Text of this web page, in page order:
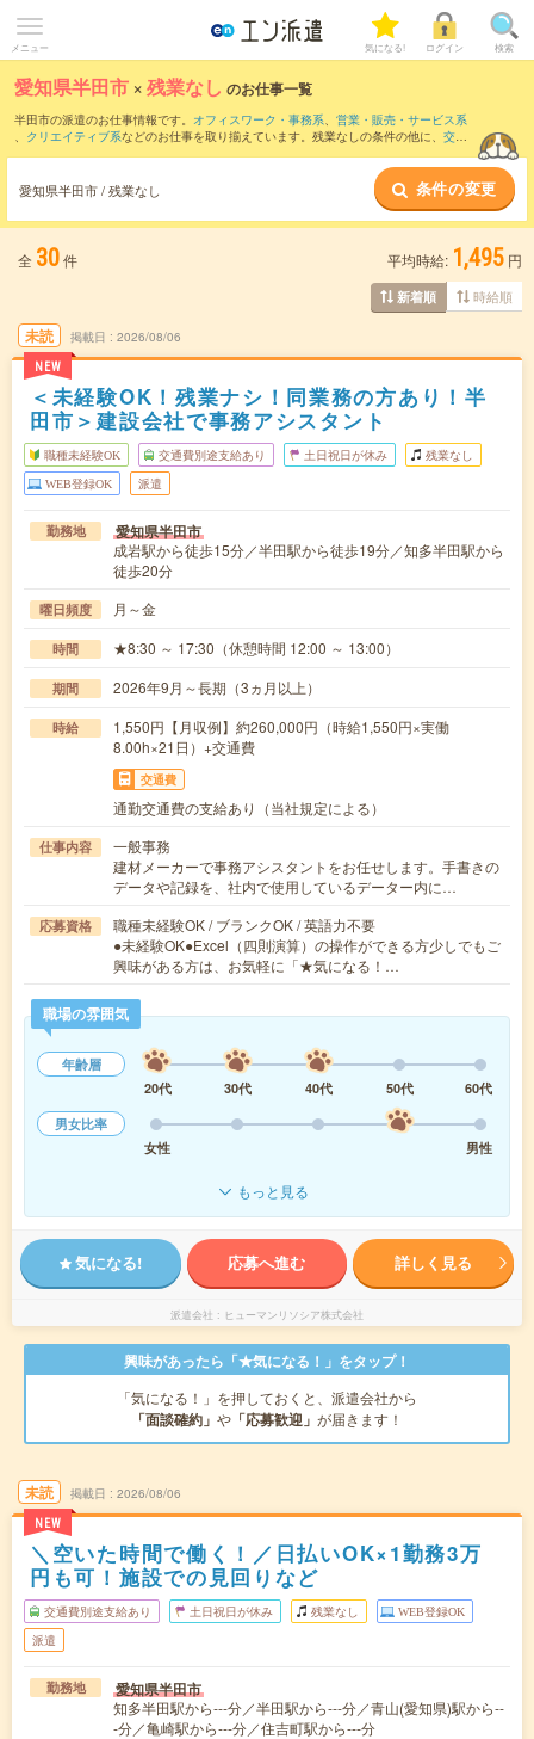
メニュー 気になる! ログイン 検索
愛知県半田市 ×残業なし のお仕事一覧
半田市の派遣のお仕事情報です。 オフィスワーク・事務系、 営業・販売・サービス系
、 クリエイティブ系などのお仕事を取り揃えています。残業なしの条件の他に、 交通
愛知県半田市 / 残業なし 条件の変更
全 30件 平均時給: 1,495 円
新着順 時給順
未読
NEW
掲載日 2026/08/06
＜未経験OK！残業ナシ！同業務の方あり！半
田市＞建設会社で事務アシスタント
職種未経験OK 交通費別途支給あり 土日祝日が休み 残業なし
WEB登録OK 派遣
勤務地 愛知県半田市
成岩駅から徒歩15分／半田駅から徒歩19分／知多半田駅から
徒歩20分
曜日頻度 月～金
時間 ★8:30 ～ 17:30（休憩時間 12:00 ～ 13:00）
期間 2026年9月～長期（3ヵ月以上）
時給
1,550円【月収例】約260,000円（時給1,550円×実働
8.00h×21日）+交通費
交通費
通勤交通費の支給あり（当社規定による）
仕事内容
一般事務
建材メーカーで事務アシスタントをお任せします。手書きの
データや記録を、社内で使用しているデーター内に…
応募資格
職種未経験OK / ブランクOK / 英語力不要
●未経験OK●Excel（四則演算）の操作ができる方少しでもご
興味がある方は、お気軽に「★気になる！…
職場の雰囲気
年齢層
20代
30代 40代 50代
60代
男女比率
女性
男性
もっと見る
気になる! 応募へ進む 詳しく見る
派遣会社 ヒューマンリソシア株式会社
興味があったら「★気になる！」をタップ！
「気になる！」を押しておくと、派遣会社から
「面談確約」 や 「応募歓迎」 が届きます！
未読
NEW
掲載日 2026/08/06
＼空いた時間で働く！／日払いOK×1勤務3万
円も可！施設での見回りなど
交通費別途支給あり 土日祝日が休み 残業なし WEB登録OK
派遣
勤務地 愛知県半田市
知多半田駅から---分／半田駅から---分／青山(愛知県)駅から--
-分／亀崎駅から---分／住吉町駅から---分